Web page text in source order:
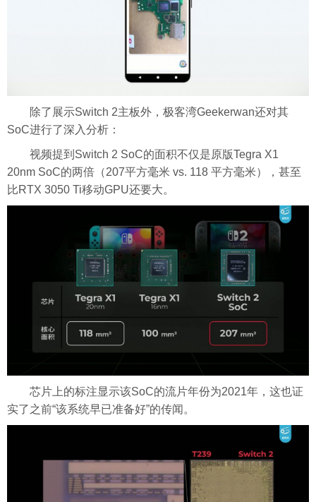
除了展示Switch 2主板外，极客湾Geekerwan还对其
SoC进行了深入分析：
视频提到Switch 2 SoC的面积不仅是原版Tegra X1
20nm SoC的两倍（207平方毫米 vs. 118 平方毫米），甚至
比RTX 3050 Ti移动GPU还要大。
芯片上的标注显示该SoC的流片年份为2021年，这也证
实了之前“该系统早已准备好”的传闻。